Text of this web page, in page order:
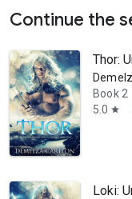
di un
Continue the
Thor:
Book 2
5.0 star
Loki: